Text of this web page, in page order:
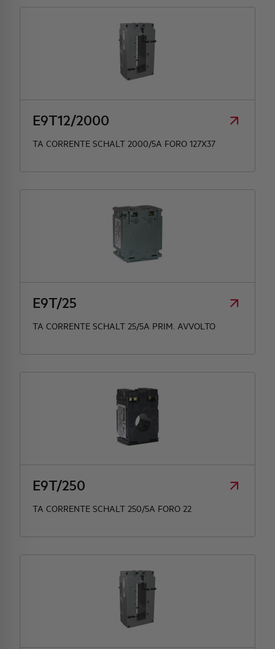
E9T12/2000
TA CORRENTE SCHALT 2000/5A FORO 127X37
E9T/25
TA CORRENTE SCHALT 25/5A PRIM. AVVOLTO
E9T/250
TA CORRENTE SCHALT 250/5A FORO 22